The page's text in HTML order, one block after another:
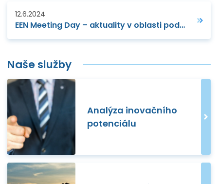
12.6.2024
EEN Meeting Day – aktuality v oblasti podpory MSP
Naše služby
Analýza inovačního
potenciálu